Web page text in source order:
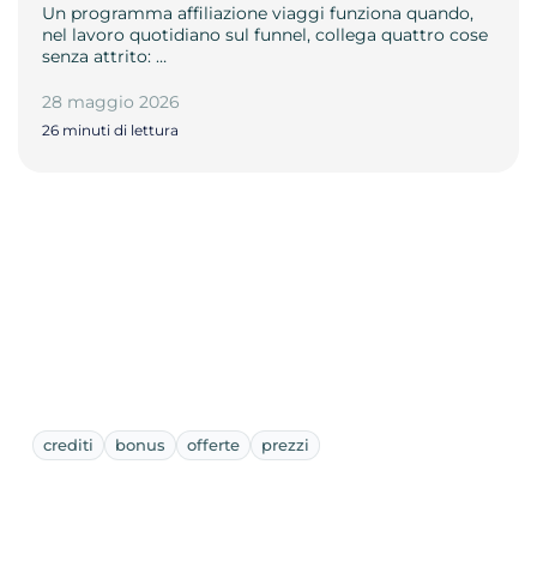
Un programma affiliazione viaggi funziona quando,
nel lavoro quotidiano sul funnel, collega quattro cose
senza attrito: …
28 maggio 2026
26 minuti di lettura
crediti bonus offerte prezzi